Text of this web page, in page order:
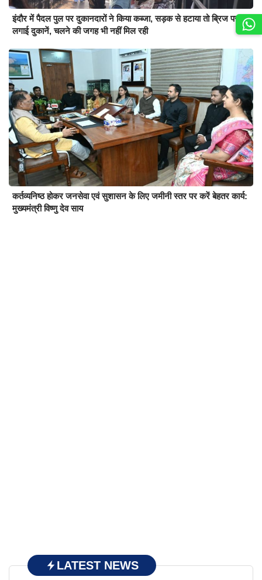
इंदौर में पैदल पुल पर दुकानदारों ने किया कब्जा, सड़क से हटाया तो ब्रिज पर
लगाई दुकानें, चलने की जगह भी नहीं मिल रही
कर्तव्यनिष्ठ होकर जनसेवा एवं सुशासन के लिए जमीनी स्तर पर करें बेहतर कार्य:
मुख्यमंत्री विष्णु देव साय
LATEST NEWS